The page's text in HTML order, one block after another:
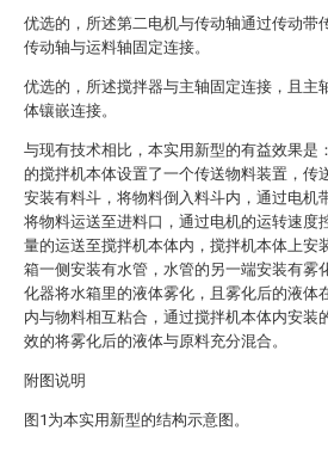
优选的，所述第二电机与传动轴通过传动带
传动轴与运料轴固定连接。
优选的，所述搅拌器与主轴固定连接，且主
体镶嵌连接。
与现有技术相比，本实用新型的有益效果是
的搅拌机本体设置了一个传送物料装置，传
安装有料斗，将物料倒入料斗内，通过电机
将物料运送至进料口，通过电机的运转速度
量的运送至搅拌机本体内，搅拌机本体上安
箱一侧安装有水管，水管的另一端安装有雾
化器将水箱里的液体雾化，且雾化后的液体
内与物料相互粘合，通过搅拌机本体内安装
效的将雾化后的液体与原料充分混合。
附图说明
图1为本实用新型的结构示意图。